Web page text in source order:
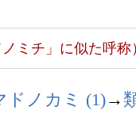
ノミチ」に似た呼称
ドノカミ (1)→